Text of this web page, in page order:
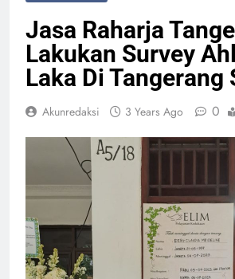
Jasa Raharja
Lakukan Survey
Laka Di Tangerang
Akunredaksi 3 Years Ago 0